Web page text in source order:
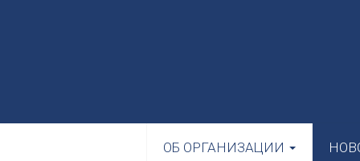
ОБ ОРГАНИЗАЦИИ